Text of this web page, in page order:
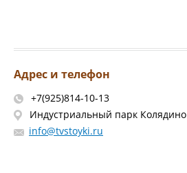
Адрес и телефон
+7(925)814-10-13
Индустриальный парк Колядино
info@tvstoyki.ru